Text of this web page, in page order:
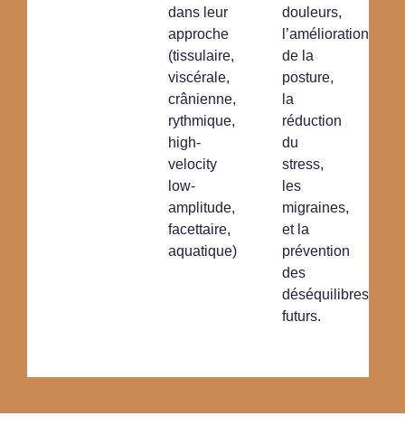
dans leur
approche
(tissulaire,
viscérale,
crânienne,
rythmique,
high-
velocity
low-
amplitude,
facettaire,
aquatique)
douleurs,
l’amélioration
de la
posture,
la
réduction
du
stress,
les
migraines,
et la
prévention
des
déséquilibres
futurs.